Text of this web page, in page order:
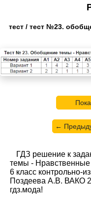
тест / тест №23.
←
ГДЗ решение к
темы -
6 класс контрольно-
Поздеева А.В. ВАКО
гдз.мода!